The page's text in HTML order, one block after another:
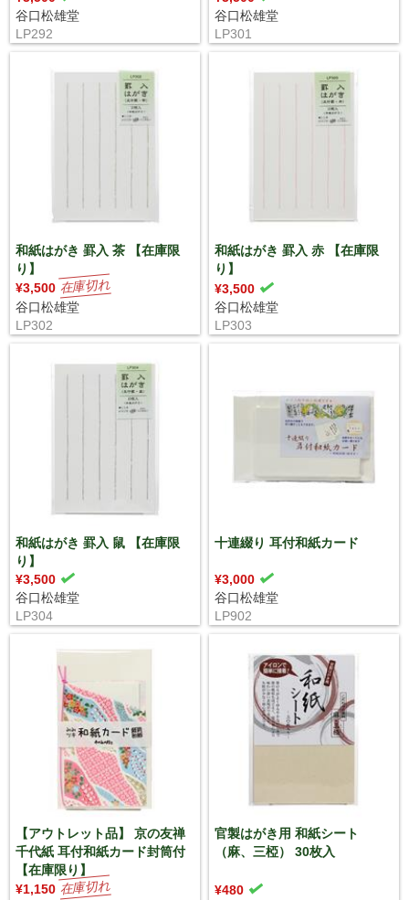
谷口松雄堂
LP292
谷口松雄堂
LP301
和紙はがき 罫入 茶 【在庫限
り】
¥3,500
谷口松雄堂
LP302
和紙はがき 罫入 赤 【在庫限
り】
¥3,500
谷口松雄堂
LP303
和紙はがき 罫入 鼠 【在庫限
り】
¥3,500
谷口松雄堂
LP304
十連綴り 耳付和紙カード
¥3,000
谷口松雄堂
LP902
【アウトレット品】 京の友禅
千代紙 耳付和紙カード封筒付
【在庫限り】
¥1,150
官製はがき用 和紙シート
（麻、三椏） 30枚入
¥480